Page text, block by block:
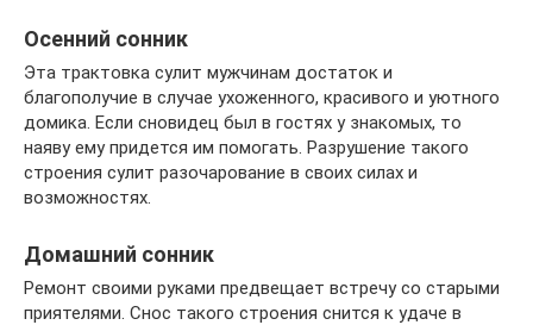
Осенний сонник
Эта трактовка сулит мужчинам достаток и
благополучие в случае ухоженного, красивого и уютного
домика. Если сновидец был в гостях у знакомых, то
наяву ему придется им помогать. Разрушение такого
строения сулит разочарование в своих силах и
возможностях.
Домашний сонник
Ремонт своими руками предвещает встречу со старыми
приятелями. Снос такого строения снится к удаче в